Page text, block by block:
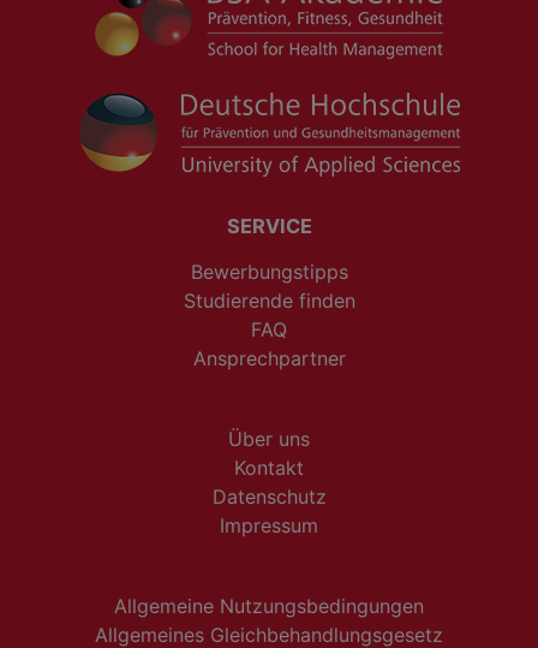
SERVICE
Bewerbungstipps
Studierende finden
FAQ
Ansprechpartner
Über uns
Kontakt
Datenschutz
Impressum
Allgemeine Nutzungsbedingungen
Allgemeines Gleichbehandlungsgesetz